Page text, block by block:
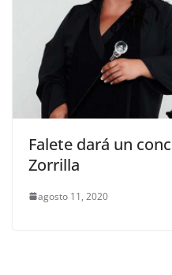
Falete dará un
Zorrilla
agosto 11, 2020